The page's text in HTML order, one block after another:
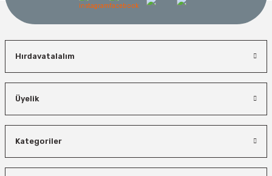
İzeltaş Lokmalı Allen Uç ve Star Torx Uç Takımı 17 Parça
Bosch 1600A027PL Su Terazisi 25 Cm
Hırdavatalalım
Üyelik
Kategoriler